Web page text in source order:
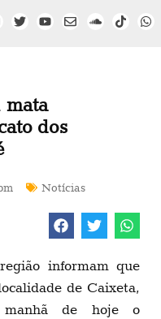
mata
dos
Notícias
informam que
de Caixeta,
de hoje o